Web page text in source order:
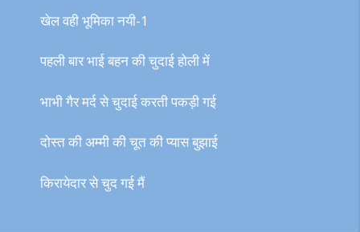
खेल वही भूमिका नयी-1
पहली बार भाई बहन की चुदाई होली में
भाभी गैर मर्द से चुदाई करती पकड़ी गई
दोस्त की अम्मी की चूत की प्यास बुझाई
किरायेदार से चुद गई मैं